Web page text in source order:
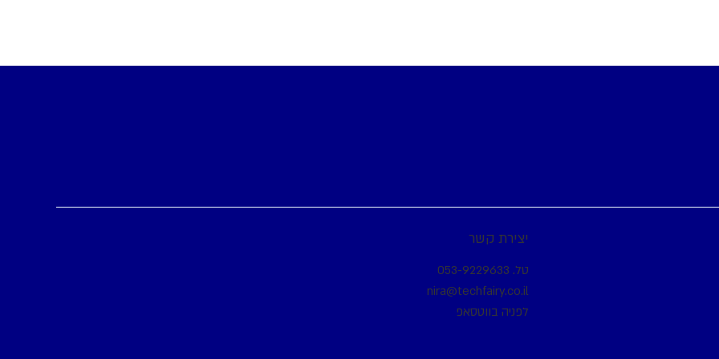
יצירת קשר
טל. 053-9229633
nira@techfairy.co.il
לפניה בווטסאפ